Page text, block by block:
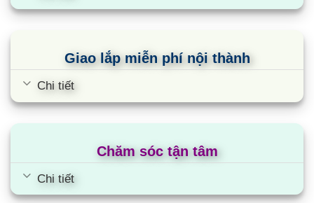
Bếp từ Giovani G-20868 MAS
Giao lắp miễn phí nội thành
Chi tiết
Chăm sóc tận tâm
Chi tiết